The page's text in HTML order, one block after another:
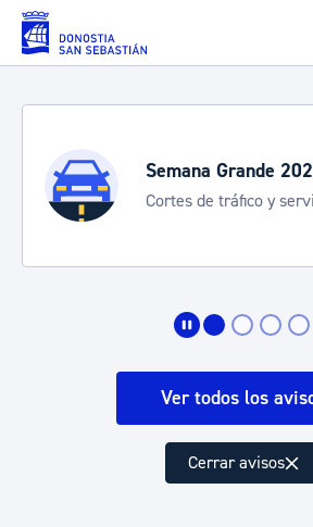
Saltar al contenido principal
Semana Grande
8-15 agosto
Ver todos los
Cerrar avisos